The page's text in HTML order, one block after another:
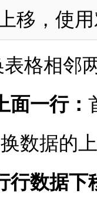
移，使
格相邻
面一行：
数据的
行数据下